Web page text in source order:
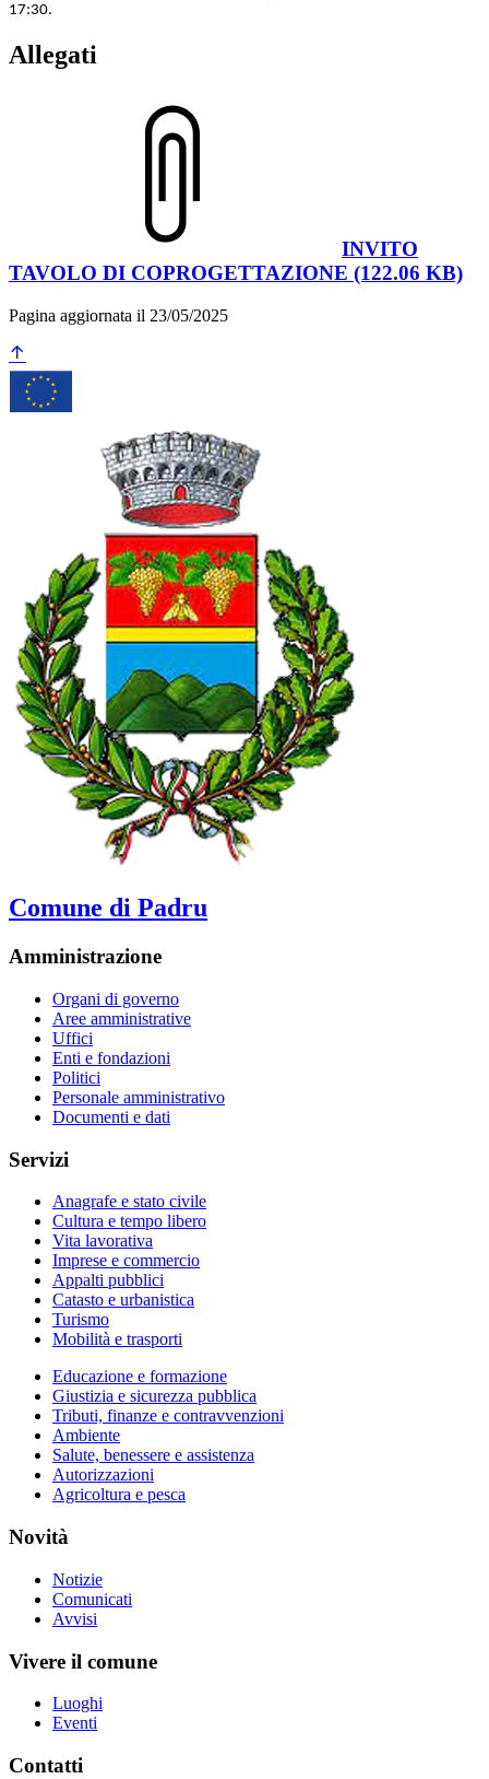
17:30.
Allegati
INVITO
TAVOLO DI COPROGETTAZIONE (122.06 KB)
Pagina aggiornata il 23/05/2025
Comune di Padru
Amministrazione
Organi di governo
Aree amministrative
Uffici
Enti e fondazioni
Politici
Personale amministrativo
Documenti e dati
Servizi
Anagrafe e stato civile
Cultura e tempo libero
Vita lavorativa
Imprese e commercio
Appalti pubblici
Catasto e urbanistica
Turismo
Mobilità e trasporti
Educazione e formazione
Giustizia e sicurezza pubblica
Tributi, finanze e contravvenzioni
Ambiente
Salute, benessere e assistenza
Autorizzazioni
Agricoltura e pesca
Novità
Notizie
Comunicati
Avvisi
Vivere il comune
Luoghi
Eventi
Contatti